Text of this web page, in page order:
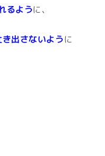
るように、
出さないよう に